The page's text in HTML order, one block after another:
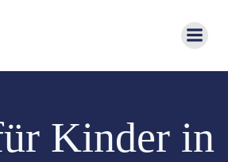
Kinder in